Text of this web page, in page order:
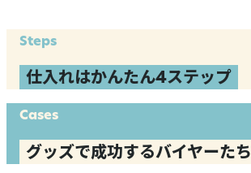
Steps
仕入れはかんたん4ステップ
Cases
グッズで成功するバイヤーたち